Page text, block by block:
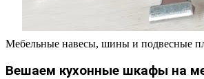
Мебельные навесы, шины и подвесные
Вешаем кухонные шкафы на